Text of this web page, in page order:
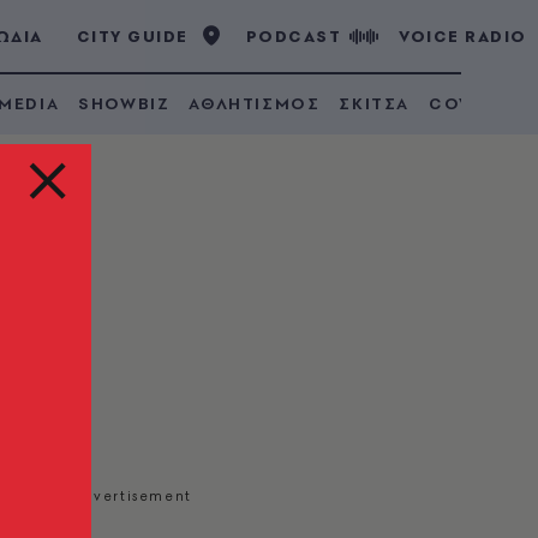
CITY GUIDE PODCAST VOICE RADIO
SHOWBIZ ΑΘΛΗΤΙΣΜΟΣ ΣΚΙΤΣΑ COVID 19